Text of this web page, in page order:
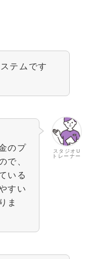
テムです
スタジオU
トレーナー
のプ
で、
いる
すい
ま